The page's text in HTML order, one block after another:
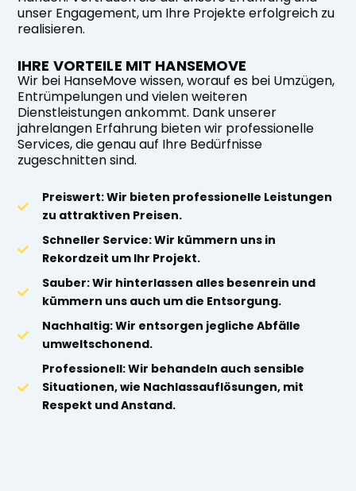
unser Engagement, um Ihre Projekte erfolgreich zu
realisieren.
IHRE VORTEILE MIT HANSEMOVE
Wir bei HanseMove wissen, worauf es bei Umzügen,
Entrümpelungen und vielen weiteren
Dienstleistungen ankommt. Dank unserer
jahrelangen Erfahrung bieten wir professionelle
Services, die genau auf Ihre Bedürfnisse
zugeschnitten sind.
Preiswert: Wir bieten professionelle Leistungen
zu attraktiven Preisen.
Schneller Service: Wir kümmern uns in
Rekordzeit um Ihr Projekt.
Sauber: Wir hinterlassen alles besenrein und
kümmern uns auch um die Entsorgung.
Nachhaltig: Wir entsorgen jegliche Abfälle
umweltschonend.
Professionell: Wir behandeln auch sensible
Situationen, wie Nachlassauflösungen, mit
Respekt und Anstand.